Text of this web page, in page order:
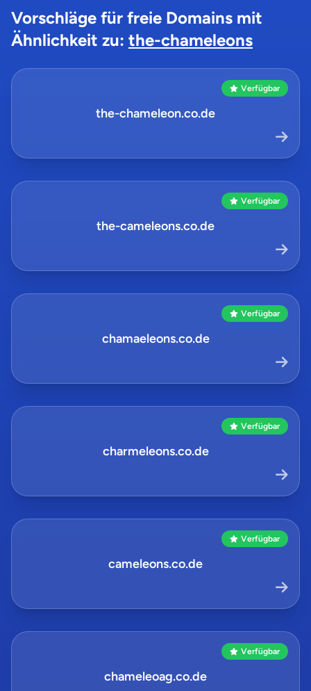
Vorschläge für freie Domains mit
Ähnlichkeit zu: the-chameleons
Verfügbar
the-chameleon.co.de
Verfügbar
the-cameleons.co.de
Verfügbar
chamaeleons.co.de
Verfügbar
charmeleons.co.de
Verfügbar
cameleons.co.de
Verfügbar
chameleoag.co.de